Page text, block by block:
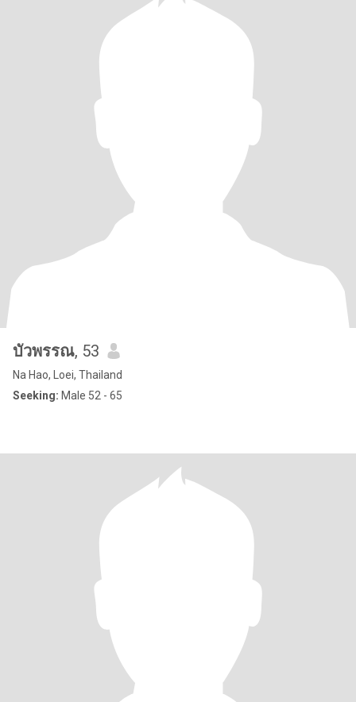
บัวพรรณ, 53
Na Hao, Loei, Thailand
Seeking: Male 52 - 65